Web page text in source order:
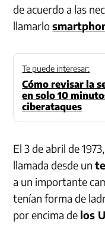
de acuerdo a las
llamarlo
Te puede interesar:
Cómo revisar la
en solo 10
ciberataques
El 3 de abril de
llamada desde un
a un importante
tenían forma de
por encima de los